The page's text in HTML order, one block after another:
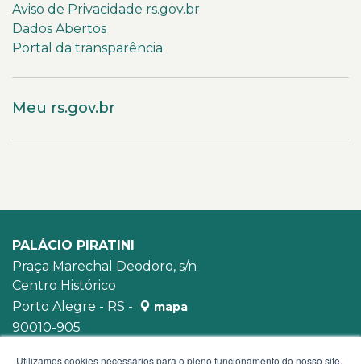
Aviso de Privacidade rs.gov.br
Dados Abertos
Portal da transparência
Meu rs.gov.br
PALÁCIO PIRATINI
Praça Marechal Deodoro, s/n
Centro Histórico
Porto Alegre - RS -
mapa
90010-905
Utilizamos cookies necessários para o pleno funcionamento do nosso site,